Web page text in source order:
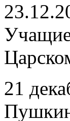
21